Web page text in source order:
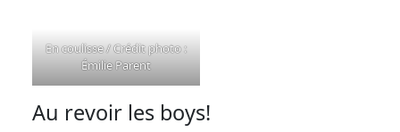
En coulisse / Crédit photo :
Émilie Parent
Au revoir les boys!